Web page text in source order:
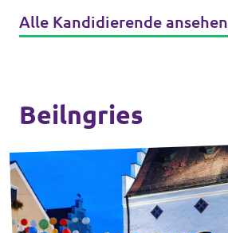
Alle Kandidierende ansehen
Beilngries